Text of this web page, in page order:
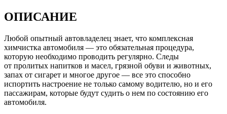
ОПИСАНИЕ
Любой опытный автовладелец знает, что комплексная
химчистка автомобиля — это обязательная процедура,
которую необходимо проводить регулярно. Следы
от пролитых напитков и масел, грязной обуви и животных,
запах от сигарет и многое другое — все это способно
испортить настроение не только самому водителю, но и его
пассажирам, которые будут судить о нем по состоянию его
автомобиля.